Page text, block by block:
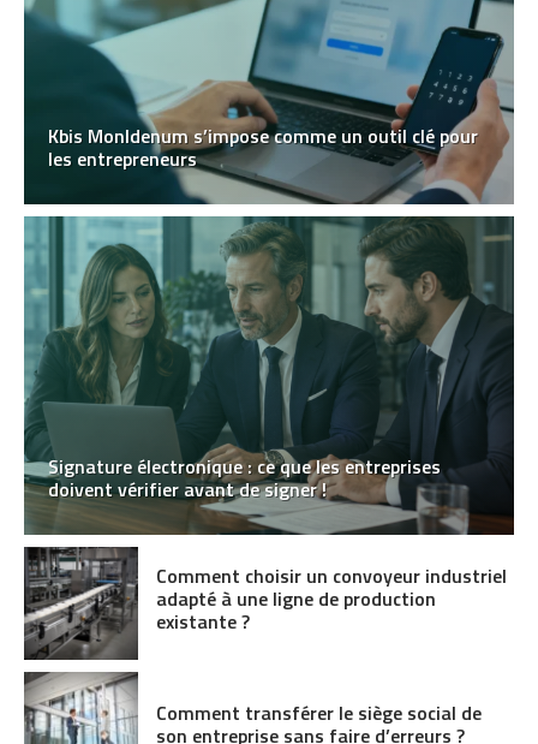
Kbis MonIdenum s’impose comme un outil clé pour
les entrepreneurs
Signature électronique : ce que les entreprises
doivent vérifier avant de signer !
Comment choisir un convoyeur industriel
adapté à une ligne de production
existante ?
Comment transférer le siège social de
son entreprise sans faire d’erreurs ?